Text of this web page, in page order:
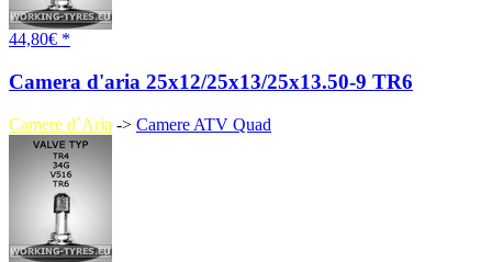
44,80€ *
Camera d'aria 25x12/25x13/25x13.50-9 TR6
Camere d´Aria -> Camere ATV Quad